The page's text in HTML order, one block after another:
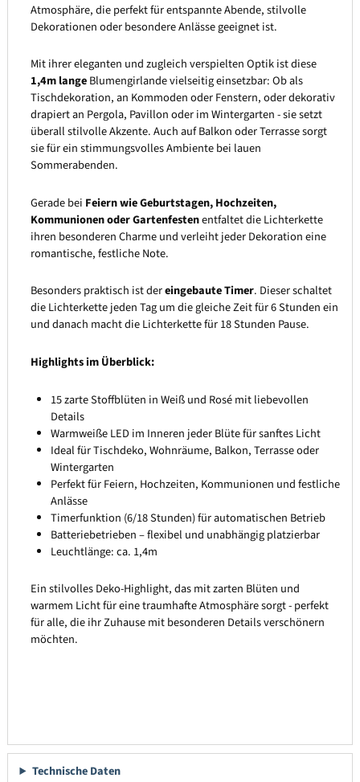
Atmosphäre, die perfekt für entspannte Abende, stilvolle
Dekorationen oder besondere Anlässe geeignet ist.
Mit ihrer eleganten und zugleich verspielten Optik ist diese
1,4m langeBlumengirlande vielseitig einsetzbar: Ob als
Tischdekoration, an Kommoden oder Fenstern, oder dekorativ
drapiert an Pergola, Pavillon oder im Wintergarten - sie setzt
überall stilvolle Akzente. Auch auf Balkon oder Terrasse sorgt
sie für ein stimmungsvolles Ambiente bei lauen
Sommerabenden.
Gerade bei Feiern wie Geburtstagen, Hochzeiten,
Kommunionen oder Gartenfestenentfaltet die Lichterkette
ihren besonderen Charme und verleiht jeder Dekoration eine
romantische, festliche Note.
Besonders praktisch ist dereingebaute Timer. Dieser schaltet
die Lichterkette jeden Tag um die gleiche Zeit für 6 Stunden ein
und danach macht die Lichterkette für 18 Stunden Pause.
Highlights im Überblick:
15 zarte Stoffblüten in Weiß und Rosé mit liebevollen
Details
Warmweiße LED im Inneren jeder Blüte für sanftes Licht
Ideal für Tischdeko, Wohnräume, Balkon, Terrasse oder
Wintergarten
Perfekt für Feiern, Hochzeiten, Kommunionen und festliche
Anlässe
Timerfunktion (6/18 Stunden) für automatischen Betrieb
Batteriebetrieben – flexibel und unabhängig platzierbar
Leuchtlänge: ca. 1,4m
Ein stilvolles Deko-Highlight, das mit zarten Blüten und
warmem Licht für eine traumhafte Atmosphäre sorgt - perfekt
für alle, die ihr Zuhause mit besonderen Details verschönern
möchten.
Technische Daten